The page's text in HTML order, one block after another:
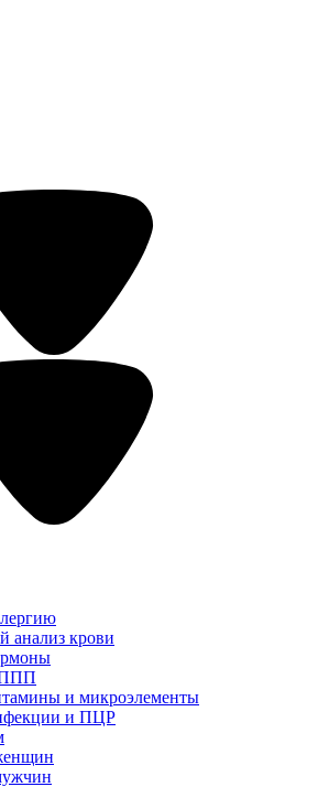
анализ крови
и микроэлементы
и ПЦР